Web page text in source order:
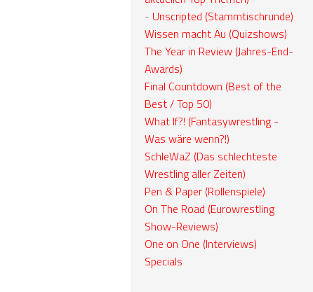
- Unscripted (Stammtischrunde)
Wissen macht Au (Quizshows)
The Year in Review (Jahres-End-
Awards)
Final Countdown (Best of the
Best / Top 50)
What If?! (Fantasywrestling -
Was wäre wenn?!)
SchleWaZ (Das schlechteste
Wrestling aller Zeiten)
Pen & Paper (Rollenspiele)
On The Road (Eurowrestling
Show-Reviews)
One on One (Interviews)
Specials